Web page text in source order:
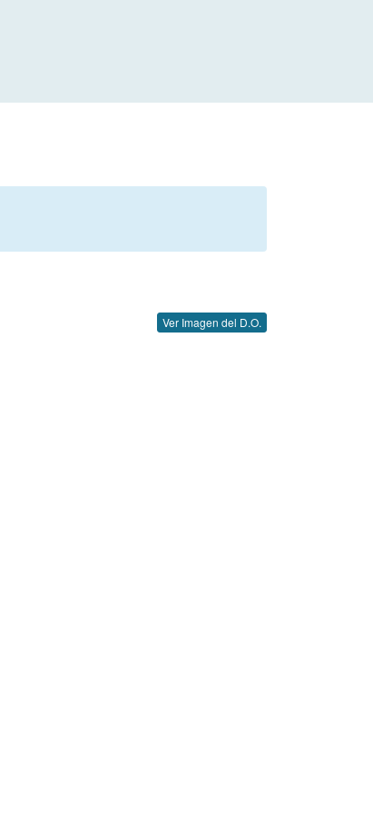
Ver Imagen del D.O.